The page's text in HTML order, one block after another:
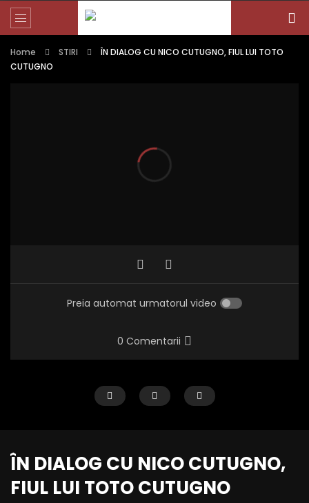
Home STIRI
ÎN DIALOG CU NICO CUTUGNO, FIUL LUI TOTO
CUTUGNO
Preia automat urmatorul video
0 Comentarii
ÎN DIALOG CU NICO CUTUGNO,
FIUL LUI TOTO CUTUGNO